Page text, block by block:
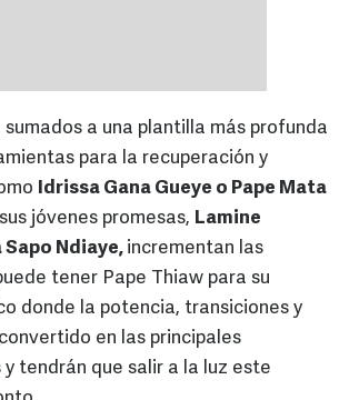
sumados a una plantilla más profunda
para la recuperación y
Idrissa Gana Gueye o Pape Mata
jóvenes promesas, Lamine
Sapo Ndiaye, incrementan las
tener Pape Thiaw para su
donde la potencia, transiciones y
en las principales
tendrán que salir a la luz este